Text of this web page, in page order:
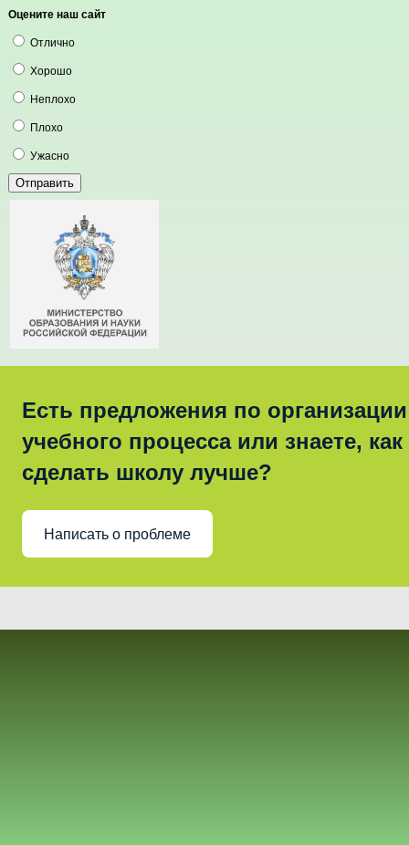
Оцените наш сайт
Отлично
Хорошо
Неплохо
Плохо
Ужасно
Есть предложения по организации
учебного процесса или знаете, как
сделать школу лучше?
Написать о проблеме